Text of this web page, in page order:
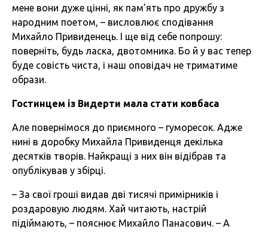
мене вони дуже цінні, як пам’ять про дружбу з
народним поетом, – висловлює сподівання
Михайло Привиденець. І ще від себе попрошу:
поверніть, будь ласка, двотомника. Бо й у вас тепер
буде совість чиста, і наш оповідач не триматиме
образи.
Гостинцем із Видерти мала стати ковбаса
Але повернімося до приємного – гуморесок. Адже
нині в доробку Михайла Привиденця декілька
десятків творів. Найкращі з них він відібрав та
опублікував у збірці.
– За свої гроші видав дві тисячі примірників і
роздаровую людям. Хай читають, настрій
підіймають, – пояснює Михайло Панасович. – А